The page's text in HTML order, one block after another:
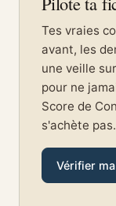
Tes vraies
avant, les
une veille
pour ne
Score de
s'achète pas.
Vérifier